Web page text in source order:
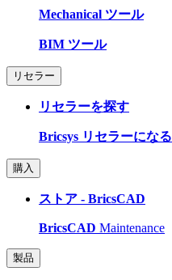
Mechanical ツール
BIM ツール
リセラー
リセラーを探す
Bricsys リセラーになる
購入
ストア - BricsCAD
BricsCAD Maintenance
製品